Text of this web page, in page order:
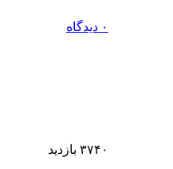
۰ دیدگاه
۳۷۴۰ بازدید